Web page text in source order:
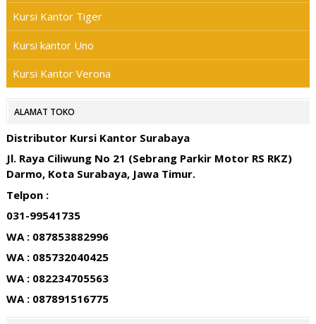
Kursi Kantor Tiger
Kursi kantor Uno
Kursi Kantor Verona
ALAMAT TOKO
Distributor Kursi Kantor Surabaya
Jl. Raya Ciliwung No 21 (Sebrang Parkir Motor RS RKZ)
Darmo, Kota Surabaya, Jawa Timur.
Telpon :
031-99541735
WA : 087853882996
WA : 085732040425
WA : 082234705563
WA : 087891516775